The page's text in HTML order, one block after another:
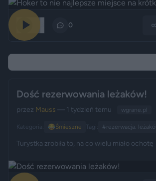
0
Dość rezerwowania leżaków!
przez Mauss — 1 tydzień temu wgrane.pl
Kategoria: 😂Śmieszne Tagi: #rezerwacja.
Turystka zrobiła to, na co wielu miało ochotę